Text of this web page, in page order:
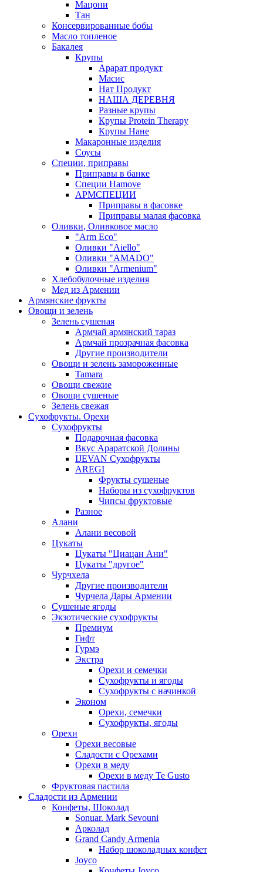
Мацони
Тан
Консервированные бобы
Масло топленое
Бакалея
Крупы
Арарат продукт
Масис
Нат Продукт
НАША ДЕРЕВНЯ
Разные крупы
Крупы Protein Therapy
Крупы Нане
Макаронные изделия
Соусы
Специи, приправы
Приправы в банке
Специи Hamove
АРМСПЕЦИИ
Приправы в фасовке
Приправы малая фасовка
Оливки, Оливковое масло
"Arm Eco"
Оливки "Aiello"
Оливки "AMADO"
Оливки "Armenium"
Хлебобулочные изделия
Мед из Армении
Армянские фрукты
Овощи и зелень
Зелень сушеная
Армчай армянский тараз
Армчай прозрачная фасовка
Другие производители
Овощи и зелень замороженные
Tamara
Овощи свежие
Овощи сушеные
Зелень свежая
Сухофрукты. Орехи
Сухофрукты
Подарочная фасовка
Вкус Араратской Долины
IJEVAN Сухофрукты
AREGI
Фрукты сушеные
Наборы из сухофруктов
Чипсы фруктовые
Разное
Алани
Алани весовой
Цукаты
Цукаты "Циацан Ани"
Цукаты "другое"
Чурчхела
Другие производители
Чурчела Дары Армении
Сушеные ягоды
Экзотические сухофрукты
Премиум
Гифт
Гурмэ
Экстра
Орехи и семечки
Сухофрукты и ягоды
Сухофрукты с начинкой
Эконом
Орехи, семечки
Сухофрукты, ягоды
Орехи
Орехи весовые
Сладости с Орехами
Орехи в меду
Орехи в меду Te Gusto
Фруктовая пастила
Сладости из Армении
Конфеты, Шоколад
Sonuar. Mark Sevouni
Арколад
Grand Candy Armenia
Набор шоколадных конфет
Joyco